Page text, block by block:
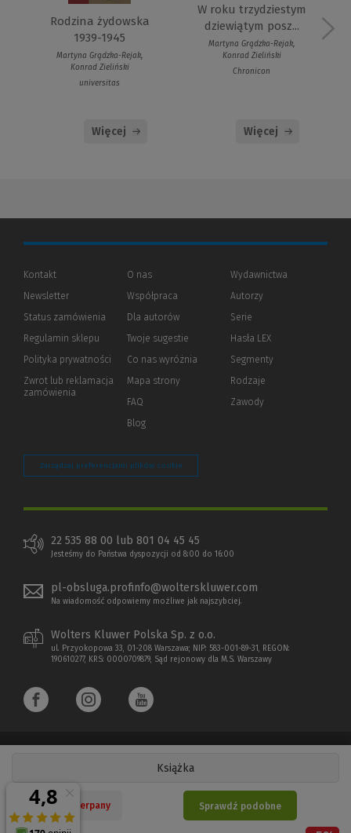
Książka
Nakład wyczerpany Sprawdź podobne
Rodzina żydowska
1939-1945
Martyna Grądzka-Rejak,
Konrad Zieliński
universitas
Więcej
W roku trzydziestym
dziewiątym posz...
Martyna Grądzka-Rejak,
Konrad Zieliński
Chronicon
Więcej
Kontakt
Newsletter
Status zamówienia
Regulamin sklepu
Polityka prywatności (Nowe
(Link
innej
Zwrot lub reklamacja
zamówienia
O nas
Współpraca
Dla autorów(Nowe
(Link
innej
strony)
Twoje sugestie
Co nas wyróżnia
Mapa strony
FAQ
Blog
Wydawnictwa
Autorzy
Serie
Hasła LEX
Segmenty
Rodzaje
Zawody
Zarządzaj preferencjami plików cookie
22 535 88 00 lub 801 04 45 45
Jesteśmy do Państwa dyspozycji od 8:00 do 16:00
pl-obsluga.profinfo@wolterskluwer.com
Na wiadomość odpowiemy możliwe jak najszybciej.
Wolters Kluwer Polska Sp. z o.o.
ul. Przyokopowa 33, 01-208 Warszawa; NIP: 583-001-89-31, REGON:
190610277, KRS: 0000709879, Sąd rejonowy dla M.S. Warszawy
Copyright 1997 - 2026 Wolters Kluwer Polska Sp. z o.o.